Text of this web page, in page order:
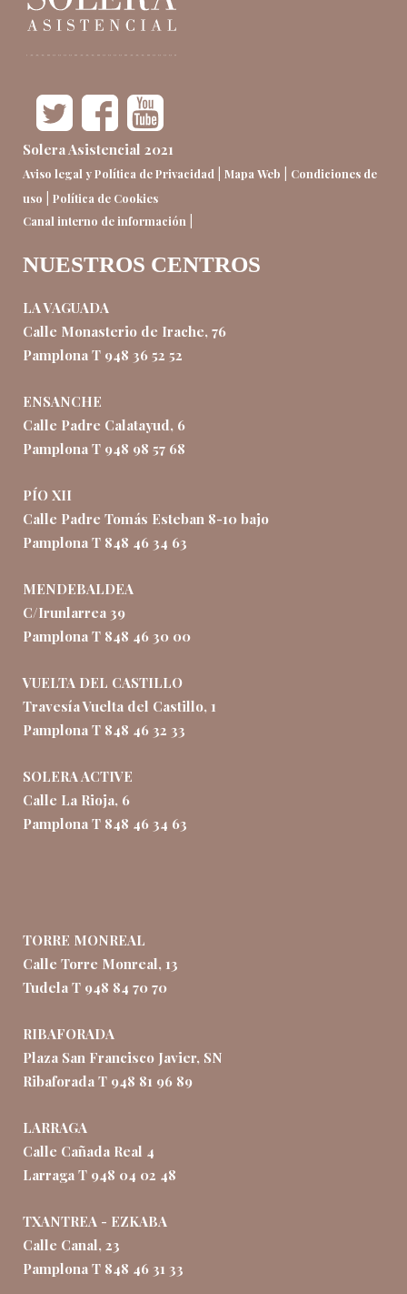
Solera Asistencial 2021
Aviso legal y Política de Privacidad Mapa Web
Condiciones de
uso
Política de Cookies
Canal interno de información
NUESTROS CENTROS
LA VAGUADA
Calle Monasterio de Irache, 76
Pamplona T 948 36 52 52
ENSANCHE
Calle Padre Calatayud, 6
Pamplona T 948 98 57 68
PÍO XII
Calle Padre Tomás Esteban 8-10 bajo
Pamplona T 848 46 34 63
MENDEBALDEA
C/Irunlarrea 39
Pamplona T 848 46 30 00
VUELTA DEL CASTILLO
Travesía Vuelta del Castillo, 1
Pamplona T 848 46 32 33
SOLERA ACTIVE
Calle La Rioja, 6
Pamplona T 848 46 34 63
TORRE MONREAL
Calle Torre Monreal, 13
Tudela T 948 84 70 70
RIBAFORADA
Plaza San Francisco Javier, SN
Ribaforada T 948 81 96 89
LARRAGA
Calle Cañada Real 4
Larraga T 948 04 02 48
TXANTREA - EZKABA
Calle Canal, 23
Pamplona T 848 46 31 33